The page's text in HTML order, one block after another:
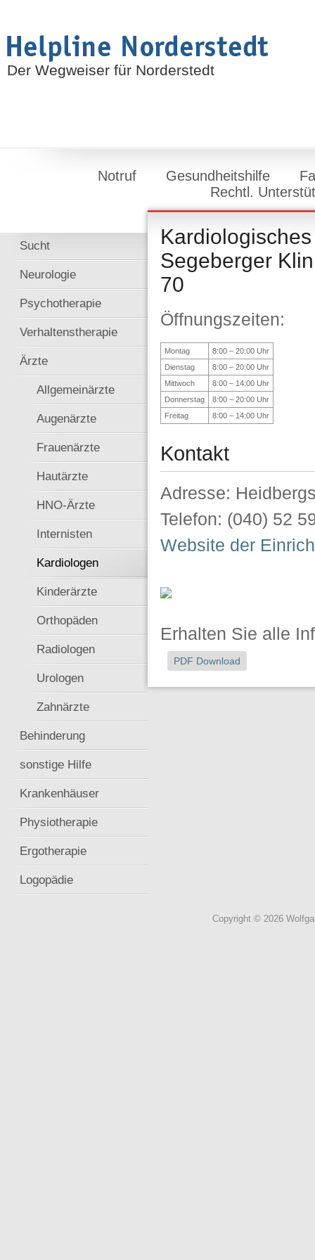
Der Wegweiser für Norderstedt
Notruf Gesundheitshilfe
Rechtl.
Sucht
Neurologie
Psychotherapie
Verhaltenstherapie
Ärzte
Allgemeinärzte
Augenärzte
Frauenärzte
Hautärzte
HNO-Ärzte
Internisten
Kardiologen
Kinderärzte
Orthopäden
Radiologen
Urologen
Zahnärzte
Behinderung
sonstige Hilfe
Krankenhäuser
Physiotherapie
Ergotherapie
Logopädie
Segeberger
70
Öffnungszeiten:
Montag
8:00 – 20:00 Uhr
Dienstag
8:00 – 20:00 Uhr
Mittwoch
8:00 – 14:00 Uhr
Donnerstag
8:00 – 20:00 Uhr
Freitag
8:00 – 14:00 Uhr
Kontakt
Adresse:
Telefon: (040) 52
Website der
Erhalten Sie alle
PDF Download
Copyright © 2026